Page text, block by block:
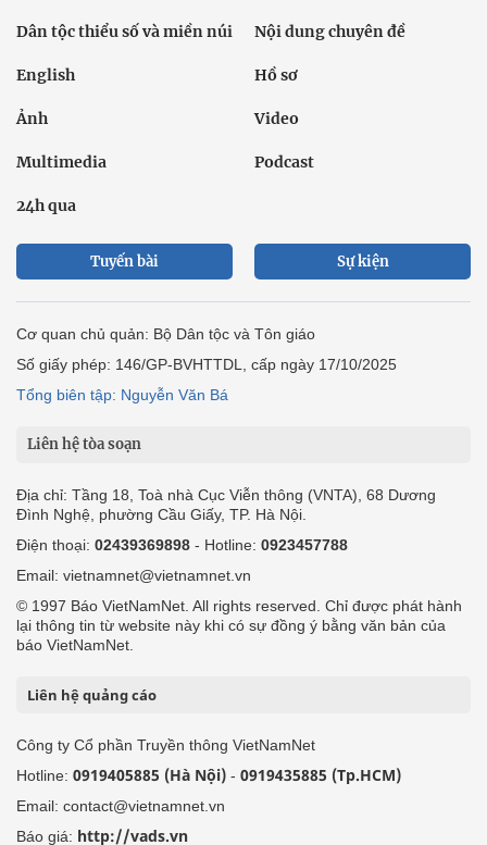
Dân tộc thiểu số và miền núi Nội dung chuyên đề
English Hồ sơ
Ảnh Video
Multimedia Podcast
24h qua
Tuyến bài Sự kiện
Cơ quan chủ quản: Bộ Dân tộc và Tôn giáo
Số giấy phép: 146/GP-BVHTTDL, cấp ngày 17/10/2025
Tổng biên tập: Nguyễn Văn Bá
Liên hệ tòa soạn
Địa chỉ: Tầng 18, Toà nhà Cục Viễn thông (VNTA), 68 Dương
Đình Nghệ, phường Cầu Giấy, TP. Hà Nội.
Điện thoại: 02439369898 - Hotline: 0923457788
Email: vietnamnet@vietnamnet.vn
© 1997 Báo VietNamNet. All rights reserved. Chỉ được phát hành
lại thông tin từ website này khi có sự đồng ý bằng văn bản của
báo VietNamNet.
Liên hệ quảng cáo
Công ty Cổ phần Truyền thông VietNamNet
Hotline: 0919405885 (Hà Nội) - 0919435885 (Tp.HCM)
Email: contact@vietnamnet.vn
Báo giá: http://vads.vn